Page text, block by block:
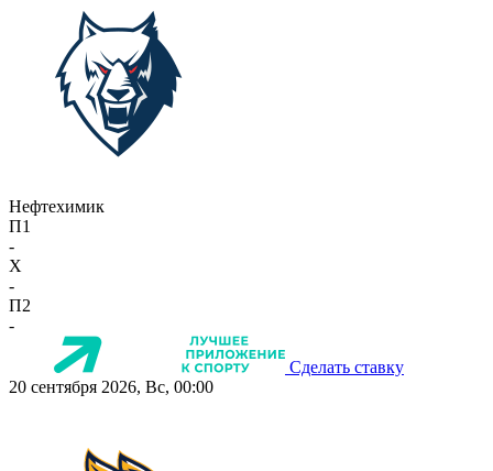
Нефтехимик
П1
-
X
-
П2
-
Сделать ставку
20 сентября 2026, Вс, 00:00